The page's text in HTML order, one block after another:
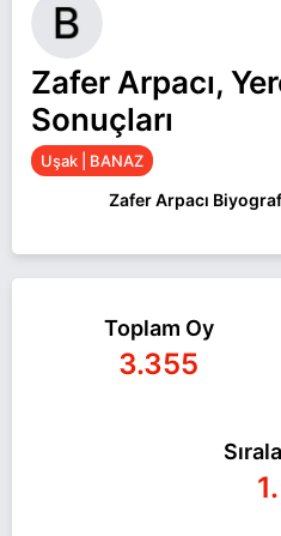
Zafer Arpacı,
Sonuçları
Uşak | BANAZ
Zafer Arpacı
olarak Bağımsız ile
seçimlerinde
fazla bilgi için
Zafer
Toplam Oy
3.355
1.